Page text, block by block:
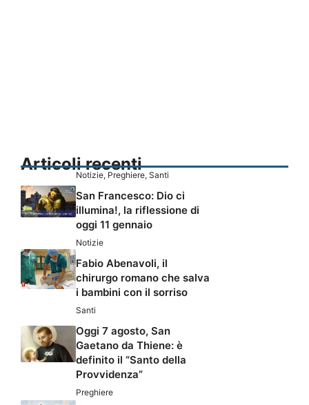
Articoli recenti
Notizie, Preghiere, Santi
San Francesco: Dio ci
illumina!, la riflessione di
oggi 11 gennaio
Notizie
Fabio Abenavoli, il
chirurgo romano che salva
i bambini con il sorriso
Santi
Oggi 7 agosto, San
Gaetano da Thiene: è
definito il “Santo della
Provvidenza”
Preghiere